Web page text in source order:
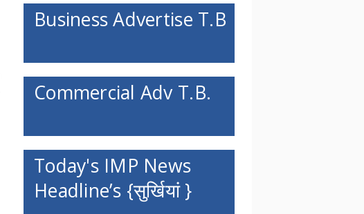
Business Advertise T.B
Commercial Adv T.B.
Today's IMP News
Headline’s {सुर्खियां }